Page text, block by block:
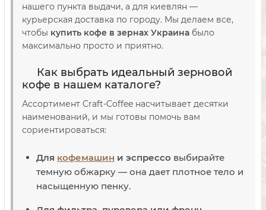
нашего пункта выдачи, а для киевлян —
курьерская доставка по городу. Мы делаем все,
чтобы купить кофе в зернах Украина было
максимально просто и приятно.
Как выбрать идеальный зерновой
кофе в нашем каталоге?
Ассортимент Craft-Coffee насчитывает десятки
наименований, и мы готовы помочь вам
сориентироваться:
Для кофемашин и эспрессо выбирайте
темную обжарку — она дает плотное тело и
насыщенную пенку.